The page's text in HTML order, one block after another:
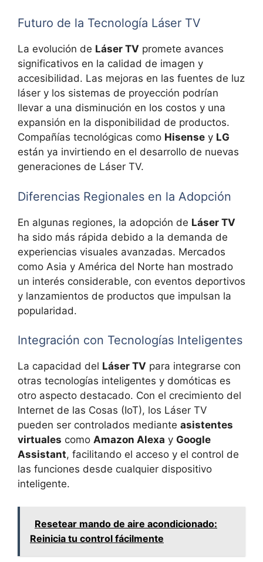
Futuro de la Tecnología Láser TV
La evolución de Láser TV promete avances
significativos en la calidad de imagen y
accesibilidad. Las mejoras en las fuentes de luz
láser y los sistemas de proyección podrían
llevar a una disminución en los costos y una
expansión en la disponibilidad de productos.
Compañías tecnológicas como Hisense y LG
están ya invirtiendo en el desarrollo de nuevas
generaciones de Láser TV.
Diferencias Regionales en la Adopción
En algunas regiones, la adopción de Láser TV
ha sido más rápida debido a la demanda de
experiencias visuales avanzadas. Mercados
como Asia y América del Norte han mostrado
un interés considerable, con eventos deportivos
y lanzamientos de productos que impulsan la
popularidad.
Integración con Tecnologías Inteligentes
La capacidad del Láser TV para integrarse con
otras tecnologías inteligentes y domóticas es
otro aspecto destacado. Con el crecimiento del
Internet de las Cosas (IoT), los Láser TV
pueden ser controlados mediante asistentes
virtuales como Amazon Alexa y Google
Assistant, facilitando el acceso y el control de
las funciones desde cualquier dispositivo
inteligente.
Resetear mando de aire acondicionado:
Reinicia tu control fácilmente